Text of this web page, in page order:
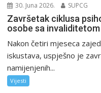
30. Juna 2026. SUPCG
Završetak ciklusa
osobe sa invaliditetom
Nakon četiri mjeseca
iskustava, uspješno je
namijenjenih...
Vijesti